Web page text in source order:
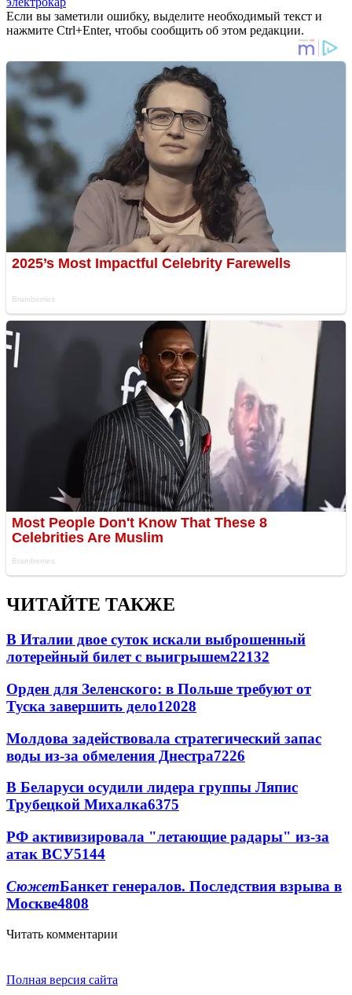
Если вы заметили ошибку, выделите необходимый текст и
нажмите Ctrl+Enter, чтобы сообщить об этом редакции.
ЧИТАЙТЕ ТАКЖЕ
В Италии двое суток искали выброшенный
лотерейный билет с выигрышем22132
Орден для Зеленского: в Польше требуют от
Туска завершить дело12028
Молдова задействовала стратегический запас
воды из-за обмеления Днестра7226
В Беларуси осудили лидера группы Ляпис
Трубецкой Михалка6375
РФ активизировала "летающие радары" из-за
атак ВСУ5144
СюжетБанкет генералов. Последствия взрыва в
Москве4808
Читать комментарии
Полная версия сайта